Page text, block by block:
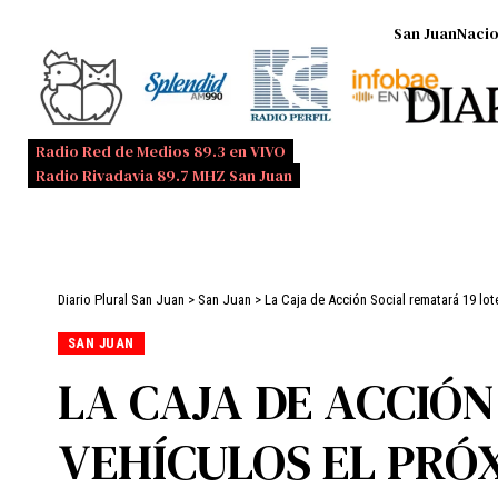
Radio Red de Medios 89.3 en VIVO
Radio Rivadavia 89.7 MHZ San Juan
San Juan
Diario Plural San Juan > San Juan > La Caja de Acción Social rematará 19
SAN JUAN
LA CAJA DE
VEHÍCULOS EL